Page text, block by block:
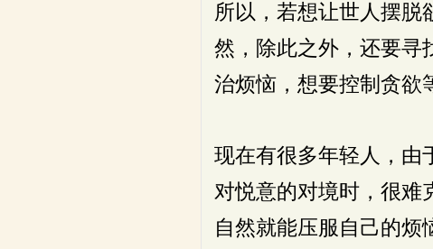
所以，若想让世人摆脱
然，除此之外，还要寻
治烦恼，想要控制贪欲
现在有很多年轻人，由
对悦意的对境时，很难
自然就能压服自己的烦